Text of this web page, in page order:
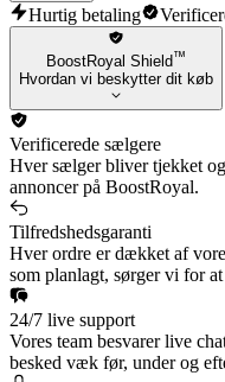
Hurtig betaling
BoostRoyal Shield™
Hvordan vi beskytter dit køb
Verificerede sælgere
Hver sælger bliver tjekket
annoncer på BoostRoyal.
Tilfredshedsgaranti
Hver ordre er dækket af
som planlagt, sørger vi for
24/7 live support
Vores team besvarer live
besked væk før, under og